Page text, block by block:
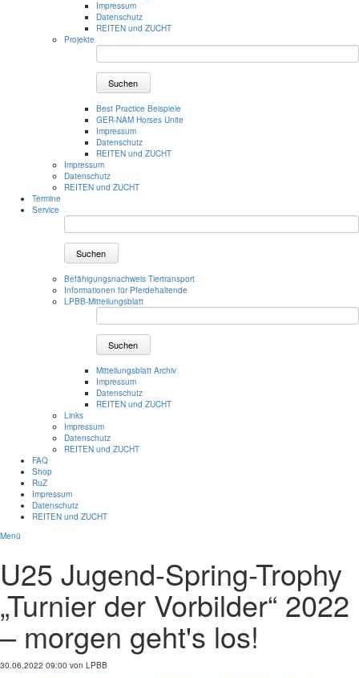
Impressum
Datenschutz
REITEN und ZUCHT
Projekte
Suchen
Best Practice Beispiele
GER-NAM Horses Unite
Impressum
Datenschutz
REITEN und ZUCHT
Impressum
Datenschutz
REITEN und ZUCHT
Termine
Service
Suchen
Befähigungsnachweis Tiertransport
Informationen für Pferdehaltende
LPBB-Mitteilungsblatt
Suchen
Mitteilungsblatt Archiv
Impressum
Datenschutz
REITEN und ZUCHT
Links
Impressum
Datenschutz
REITEN und ZUCHT
FAQ
Shop
RuZ
Impressum
Datenschutz
REITEN und ZUCHT
Menü
U25 Jugend-Spring-Trophy
„Turnier der Vorbilder“ 2022
– morgen geht's los!
30.06.2022 09:00 von LPBB